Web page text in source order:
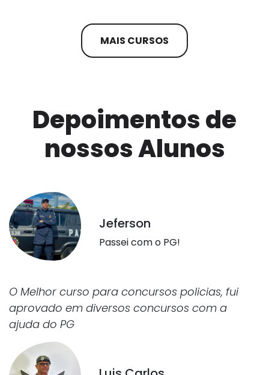
MAIS CURSOS
Depoimentos de
nossos Alunos
Jeferson
Passei com o PG!
O Melhor curso para concursos policias, fui
aprovado em diversos concursos com a
ajuda do PG